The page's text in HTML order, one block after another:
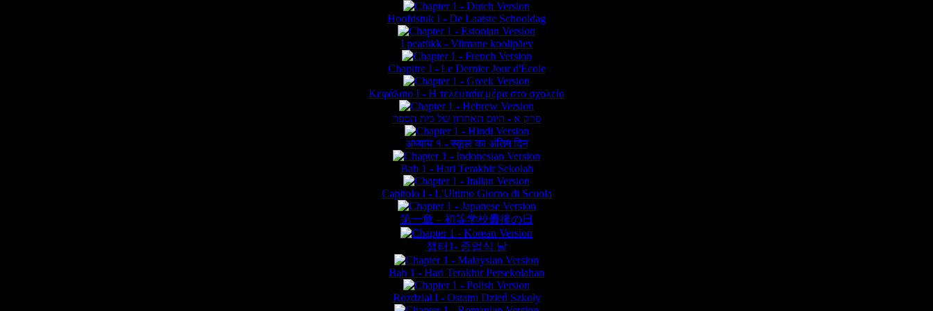
Hoofdstuk I - De Laatste Schooldag
I peatükk - Viimane koolipäev
Chapitre I - Le Dernier Jour d'École
Κεφάλαιο Ι - Η τελευταία μέρα στο σχολείο
פרק א - היום האחרון של בית הספר
अध्याय १ - स्कूल का अंतिम दिन
Bab 1 - Hari Terakhir Sekolah
Capitolo I - L'Ultimo Giorno di Scuola
第一章 – 初等学校最後の日
챕터1- 종업식 날
Bab 1 - Hari Terakhir Persekolahan
Rozdział I - Ostatni Dzień Szkoły